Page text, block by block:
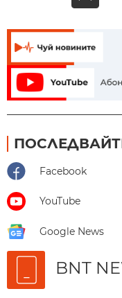
Facebook
YouTube
Google News
BNT